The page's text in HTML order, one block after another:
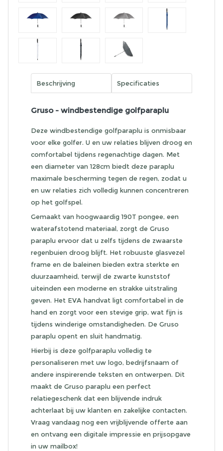
Beschrijving Specificaties
Gruso - windbestendige golfparaplu
Deze windbestendige golfparaplu is onmisbaar
voor elke golfer. U en uw relaties blijven droog en
comfortabel tijdens regenachtige dagen. Met
een diameter van 128cm biedt deze paraplu
maximale bescherming tegen de regen, zodat u
en uw relaties zich volledig kunnen concentreren
op het golfspel.
Gemaakt van hoogwaardig 190T pongee, een
waterafstotend materiaal, zorgt de Gruso
paraplu ervoor dat u zelfs tijdens de zwaarste
regenbuien droog blijft. Het robuuste glasvezel
frame en de baleinen bieden extra sterkte en
duurzaamheid, terwijl de zwarte kunststof
uiteinden een moderne en strakke uitstraling
geven. Het EVA handvat ligt comfortabel in de
hand en zorgt voor een stevige grip, wat fijn is
tijdens winderige omstandigheden. De Gruso
paraplu opent en sluit handmatig.
Hierbij is deze golfparaplu volledig te
personaliseren met uw logo, bedrijfsnaam of
andere inspirerende teksten en ontwerpen. Dit
maakt de Gruso paraplu een perfect
relatiegeschenk dat een blijvende indruk
achterlaat bij uw klanten en zakelijke contacten.
Vraag vandaag nog een vrijblijvende offerte aan
en ontvang een digitale impressie en prijsopgave
in uw mailbox!